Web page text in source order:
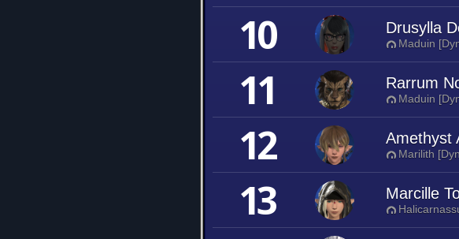
10 Drusylla
Maduin
11 Rarrum
Maduin
12 Amethyst
Marilith
13 Marcille